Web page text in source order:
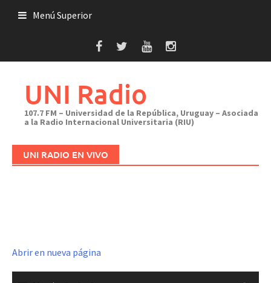
Menú Superior
UNI Radio
107.7 FM – Universidad de la República, Uruguay – Asociada
a la Radio Internacional Universitaria (RIU)
UNI RADIO EN VIVO
Abrir en nueva página